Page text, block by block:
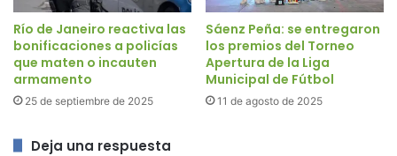
Río de Janeiro reactiva las
bonificaciones a policías
que maten o incauten
armamento
25 de septiembre de 2025
Sáenz Peña: se entregaron
los premios del Torneo
Apertura de la Liga
Municipal de Fútbol
11 de agosto de 2025
Deja una respuesta